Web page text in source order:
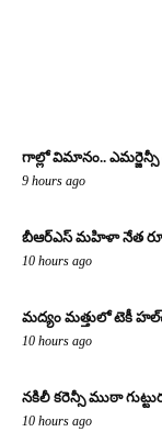
గాల్లో విమానం..
9 hours ago
బీఆర్ఎస్ మహిళా నేత రూపా
10 hours ago
మద్యం మత్తులో టెకీ
10 hours ago
నకిలీ కరెన్సీ ముఠా
10 hours ago